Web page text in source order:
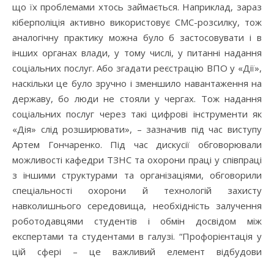
що їх проблемами хтось займається. Наприклад, зараз
кіберполіція активно використовує СМС-розсилку, тож
аналогічну практику можна було б застосовувати і в
інших органах влади, у тому числі, у питанні надання
соціальних послуг. Або згадати реєстрацію ВПО у «Дії»,
наскільки це було зручно і зменшило навантаження на
державу, бо люди не стояли у чергах. Тож надання
соціальних послуг через такі цифрові інструменти як
«Дія» слід розширювати», – зазначив під час виступу
Артем Гончаренко. Під час дискусії обговорювали
можливості кафедри ТЗНС та охорони праці у співпраці
з іншими структурами та організаціями, обговорили
спеціальності охорони й технологій захисту
навколишнього середовища, необхідність залучення
роботодавцями студентів і обмін досвідом між
експертами та студентами в галузі. “Профорієнтація у
цій сфері – це важливий елемент відбудови